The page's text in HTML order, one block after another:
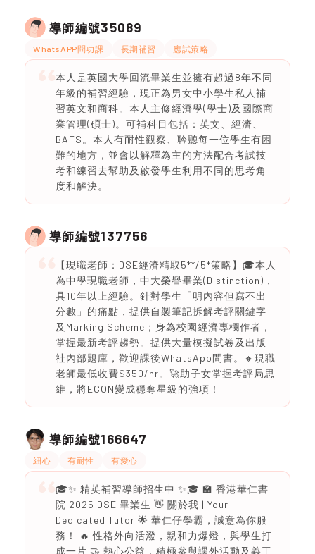
導師編號35089
WhatsAPP問功課 長期補習 應試策略
本人是英國大學回流畢業生並擁有超過8年不同
年級的補習經驗，現正為男女中小學生私人補
習英文和商科。本人主修經濟學(學士)及國際商
業管理(碩士)。可補科目包括：英文、經濟、
BAFS。本人有耐性觀察、耹聽每一位學生有困
難的地方，並會以解釋為主的方法配合考試技
考和練習去幫助及啟發學生利用不同的思考角
度和解決。
導師編號137756
【現職老師：DSE經濟精取5**/5*策略】🎓本人
為中學現職老師，中大榮譽畢業(Distinction)，
具10年以上經驗。針對學生「明內容但寫不出
分數」的痛點，提供自製筆記拆解考評關鍵字
及Marking Scheme；身為校園經濟專欄作者，
掌握最新考評趨勢。提供大量模擬試卷及出版
社內部題庫，歡迎課後WhatsApp問書。🔸現職
老師最低收費$350/hr。🚀助子女掌握考評局思
維，將ECON變成穩奪星級的強項！
導師編號166647
細心 有耐性 有愛心
🎓✨ 精英補習導師招生中 ✨🎓 🏫 香港華仁書
院 2025 DSE 畢業生 👋 關於我 | Your
Dedicated Tutor 🌟 華仁仔學霸，誠意為你服
務！ 🔥 性格外向活潑，親和力爆燈，與學生打
成一片 🤝 熱心公益，積極參與課外活動及義工